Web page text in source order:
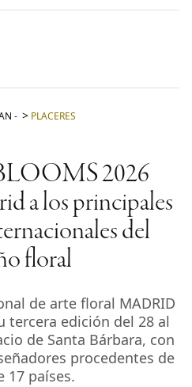
- PLACERES
2026
a los principales
del
floral
de arte floral MADRID
tercera edición del 28 al
de Santa Bárbara, con
procedentes de
17 países.